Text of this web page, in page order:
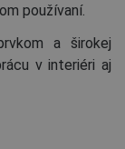
používaní.
a širokej
v interiéri aj